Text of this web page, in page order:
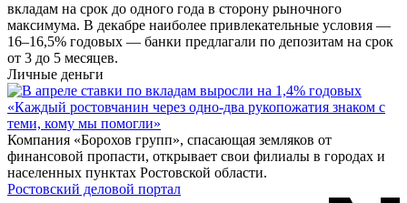
вкладам на срок до одного года в сторону рыночного
максимума. В декабре наиболее привлекательные условия —
16–16,5% годовых — банки предлагали по депозитам на срок
от 3 до 5 месяцев.
Личные деньги
«Каждый ростовчанин через одно-два рукопожатия знаком с
теми, кому мы помогли»
Компания «Борохов групп», спасающая земляков от
финансовой пропасти, открывает свои филиалы в городах и
населенных пунктах Ростовской области.
Ростовский деловой портал